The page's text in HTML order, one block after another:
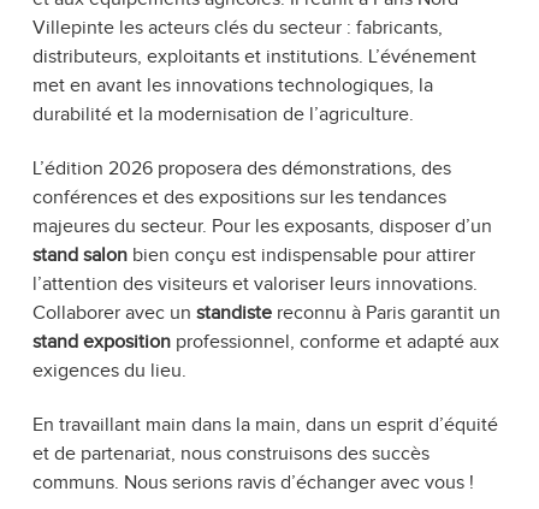
Villepinte les acteurs clés du secteur : fabricants,
distributeurs, exploitants et institutions. L’événement
met en avant les innovations technologiques, la
durabilité et la modernisation de l’agriculture.
L’édition 2026 proposera des démonstrations, des
conférences et des expositions sur les tendances
majeures du secteur. Pour les exposants, disposer d’un
stand salon bien conçu est indispensable pour attirer
l’attention des visiteurs et valoriser leurs innovations.
Collaborer avec un standiste reconnu à Paris garantit un
stand exposition professionnel, conforme et adapté aux
exigences du lieu.
En travaillant main dans la main, dans un esprit d’équité
et de partenariat, nous construisons des succès
communs. Nous serions ravis d’échanger avec vous !